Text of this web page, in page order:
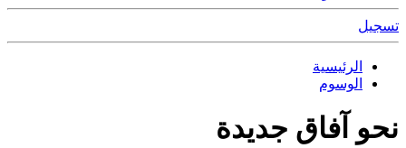
تسجيل
الرئيسية
الوسوم
نحو آفاق جديدة